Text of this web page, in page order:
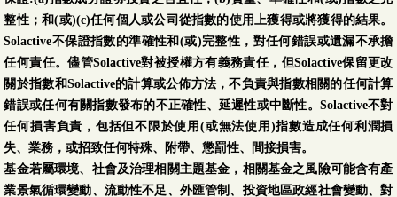
整性；和(或)(c)任何個人或公司從指數的使用上獲得或將獲得的結果。
Solactive不保證指數的準確性和(或)完整性，對任何錯誤或遺漏不承擔
任何責任。儘管Solactive對被授權方有義務責任，但Solactive保留更改
關於指數和Solactive的計算或公佈方法，不負責與指數相關的任何計算
錯誤或任何有關指數發布的不正確性、延遲性或中斷性。Solactive不對
任何損害負責，包括但不限於使用(或無法使用)指數造成任何利潤損
失、業務，或招致任何特殊、附帶、懲罰性、間接損害。
基金若屬環境、社會及治理相關主題基金，相關基金之風險可能含有產
業景氣循環變動、流動性不足、外匯管制、投資地區政經社會變動、對